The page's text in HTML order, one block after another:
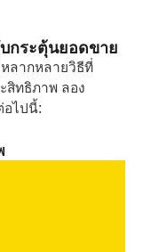
กระตุ้นยอดขาย
ลากหลายวิธีที่
สิทธิภาพ ลอง
อไปนี้: